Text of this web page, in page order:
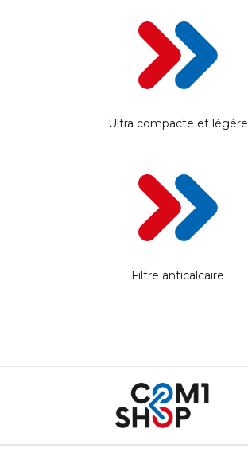
Ultra compacte et légère
Filtre anticalcaire